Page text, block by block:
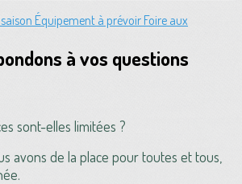
Équipement à prévoir Foire aux
à vos questions
sont-elles limitées ?
avons de la place pour toutes et tous,